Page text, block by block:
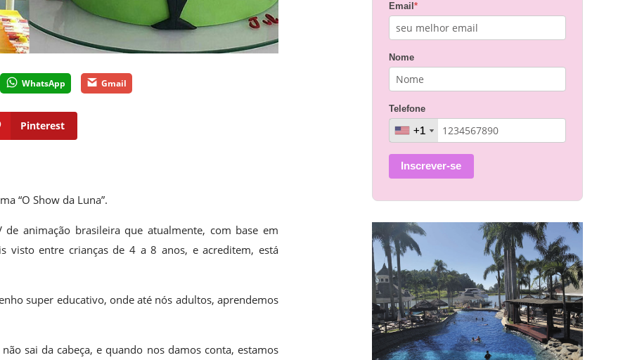
WhatsApp Gmail
Pinterest
“O Show da Luna”.
animação brasileira que atualmente, com base em
visto entre crianças de 4 a 8 anos, e acreditem, está
super educativo, onde até nós adultos, aprendemos
sai da cabeça, e quando nos damos conta, estamos
Email *
Nome
Telefone
+1
+1
Inscrever-se